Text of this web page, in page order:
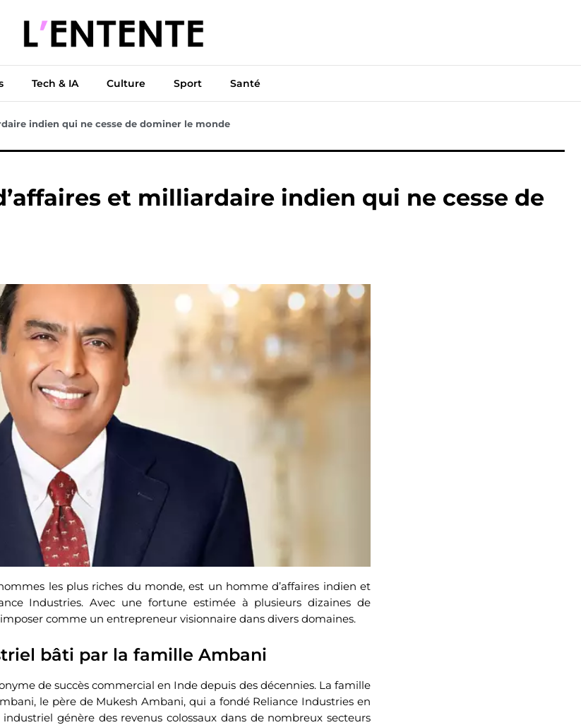
Climat & Transitions Tech & IA
Tech & IA Culture Sport Santé
indien qui ne cesse de dominer le monde
et milliardaire indien qui ne cesse de
les plus riches du monde, est un homme d’affaires indien et
Industries. Avec une fortune estimée à plusieurs dizaines de
comme un entrepreneur visionnaire dans divers domaines.
bâti par la famille Ambani
de succès commercial en Inde depuis des décennies. La famille
le père de Mukesh Ambani, qui a fondé Reliance Industries en
industriel génère des revenus colossaux dans de nombreux secteurs